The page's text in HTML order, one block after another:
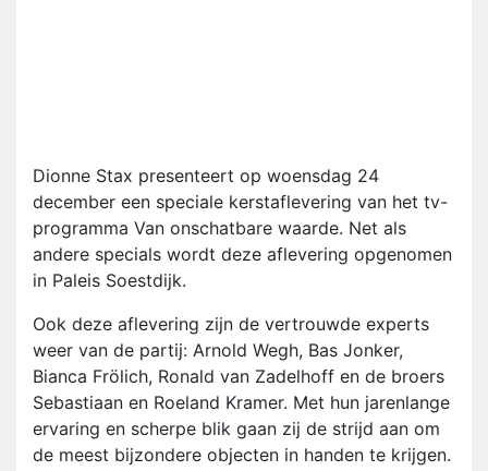
Dionne Stax presenteert op woensdag 24
december een speciale kerstaflevering van het tv-
programma Van onschatbare waarde. Net als
andere specials wordt deze aflevering opgenomen
in Paleis Soestdijk.
Ook deze aflevering zijn de vertrouwde experts
weer van de partij: Arnold Wegh, Bas Jonker,
Bianca Frölich, Ronald van Zadelhoff en de broers
Sebastiaan en Roeland Kramer. Met hun jarenlange
ervaring en scherpe blik gaan zij de strijd aan om
de meest bijzondere objecten in handen te krijgen.